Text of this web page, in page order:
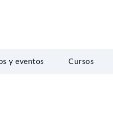
y eventos Cursos